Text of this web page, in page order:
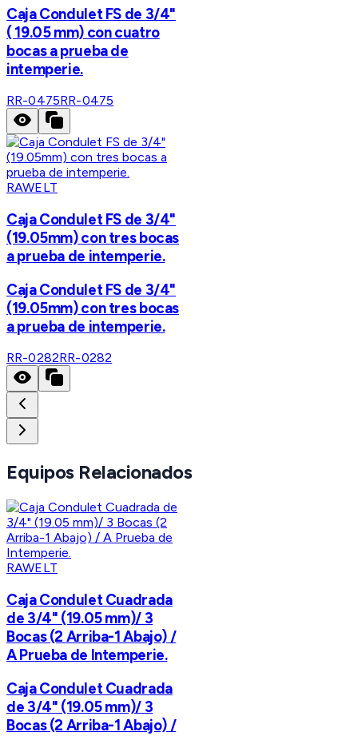
Caja Condulet FS de 3/4"
( 19.05 mm) con cuatro
bocas a prueba de
intemperie.
RR-0475RR-0475
RAWELT
Caja Condulet FS de 3/4"
(19.05mm) con tres bocas
a prueba de intemperie.
Caja Condulet FS de 3/4"
(19.05mm) con tres bocas
a prueba de intemperie.
RR-0282RR-0282
Equipos Relacionados
RAWELT
Caja Condulet Cuadrada
de 3/4" (19.05 mm)/ 3
Bocas (2 Arriba-1 Abajo) /
A Prueba de Intemperie.
Caja Condulet Cuadrada
de 3/4" (19.05 mm)/ 3
Bocas (2 Arriba-1 Abajo) /